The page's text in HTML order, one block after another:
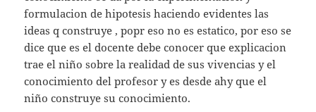
formulacion de hipotesis haciendo evidentes las
ideas q construye , popr eso no es estatico, por eso se
dice que es el docente debe conocer que explicacion
trae el niño sobre la realidad de sus vivencias y el
conocimiento del profesor y es desde ahy que el
niño construye su conocimiento.